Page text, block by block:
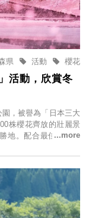
県 櫻花
活動
活動，欣賞冬
，被譽為「日本三大
株櫻花齊放的壯麗景
地。配合最佳觀雪時